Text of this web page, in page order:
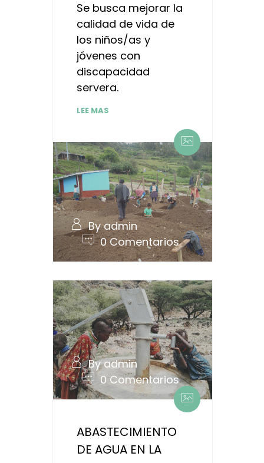
Se busca mejorar la
calidad de vida de
los niños/as y
jóvenes con
discapacidad
servera.
LEE MAS
By admin
0 Comentarios
By admin
0 Comentarios
ABASTECIMIENTO
DE AGUA EN LA